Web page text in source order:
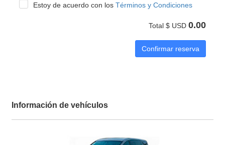
Estoy de acuerdo con los Términos y Condiciones
Total $ USD 0.00
Confirmar reserva
Información de vehículos